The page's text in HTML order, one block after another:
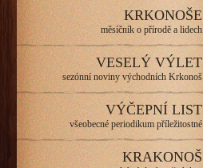
KRKONOŠE
měsíčník o přírodě a lidech
VESELÝ VÝLET
sezónní noviny východních Krkonoš
VÝČEPNÍ LIST
všeobecné periodikum příležitostné
KRAKONOŠ